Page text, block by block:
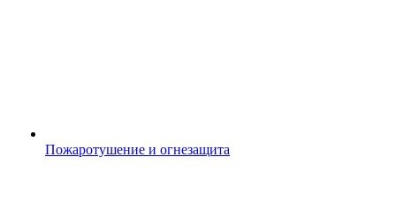
Пожаротушение и огнезащита